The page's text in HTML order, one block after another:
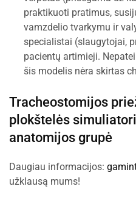
praktikuoti pratimus,
vamzdelio tvarkymu ir
specialistai (slaugytojai,
pacientų artimieji.
šis modelis nėra skirtas
Tracheostomijos
plokštelės
anatomijos grupė
Daugiau informacijos:
užklausą mums!